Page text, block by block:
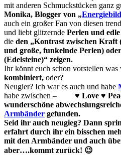
mit anderen Schmuckstücken ganz
Monika, Blogger von „
auch ein großer Fan von diesen
und liebt glitzernde Perlen und
die den „Kontrast zwischen
und große, funkelnde Perlen)
(Edelsteine)“ zeigen.
Ihr könnt euch schon vorstellen
kombiniert, oder?
Neugier? Ich war es auch und habe
habe zwischen – ♥ Love ♥
wunderschöne
Armbänder gefunden.
Seid ihr auch neugieg? Dann
erfahrt durch ihr ein bisschen
mit den Armbänder und auch
aber….kommt zurück! 😉